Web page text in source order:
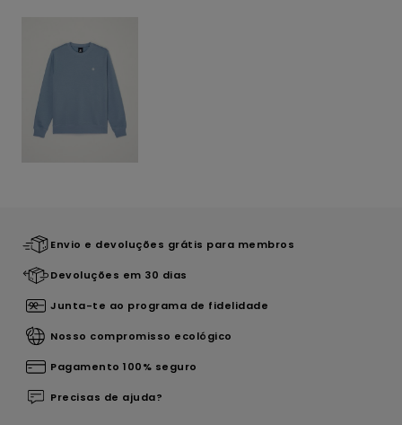
Envio e devoluções grátis para membros
Devoluções em 30 dias
Junta-te ao programa de fidelidade
Nosso compromisso ecológico
Pagamento 100% seguro
Precisas de ajuda?